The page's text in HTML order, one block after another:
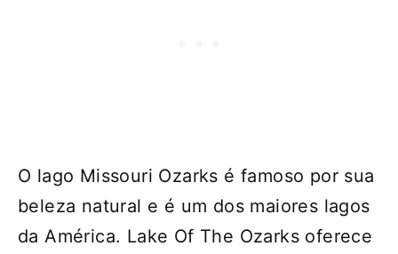
O lago Missouri Ozarks é famoso por sua
beleza natural e é um dos maiores lagos
da América. Lake Of The Ozarks oferece